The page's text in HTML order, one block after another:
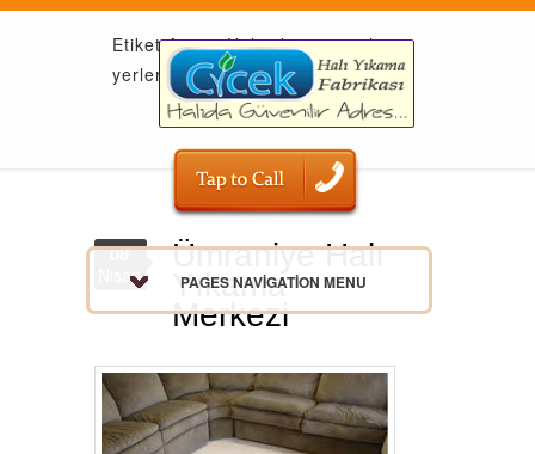
PAGES NAVIGATION MENU
Etiket Arşivi: Halı yıkama yapılan
yerler
Ümraniye Halı
Yıkama
Merkezi
08
Nisan